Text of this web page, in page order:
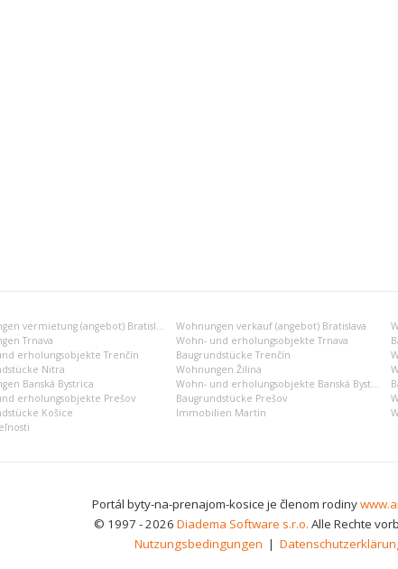
Wohnungen vermietung (angebot) Bratislava Wohnungen verkauf (angebot) Bratislava
Trnava
Wohn- und erholungsobjekte Trnava
erholungsobjekte Trenčín
Baugrundstücke Trenčín
Nitra
Wohnungen Žilina
Banská Bystrica
Wohn- und erholungsobjekte Banská Bystrica
erholungsobjekte Prešov
Baugrundstücke Prešov
Košice
Immobilien Martin
Portál byty-na-prenajom-kosice je členom rodiny
© 1997 - 2026 Diadema Software s.r.o. Alle Rechte
Nutzungsbedingungen |